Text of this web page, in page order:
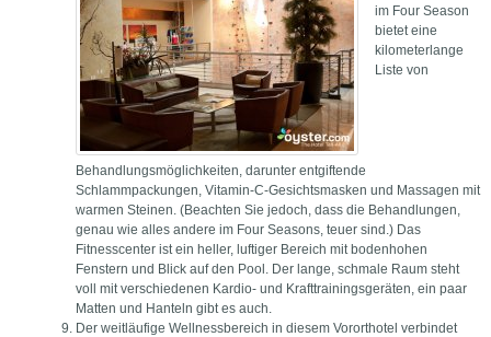
im Four Season
bietet eine
kilometerlange
Liste von
Behandlungsmöglichkeiten, darunter entgiftende
Schlammpackungen, Vitamin-C-Gesichtsmasken und Massagen mit
warmen Steinen. (Beachten Sie jedoch, dass die Behandlungen,
genau wie alles andere im Four Seasons, teuer sind.) Das
Fitnesscenter ist ein heller, luftiger Bereich mit bodenhohen
Fenstern und Blick auf den Pool. Der lange, schmale Raum steht
voll mit verschiedenen Kardio- und Krafttrainingsgeräten, ein paar
Matten und Hanteln gibt es auch.
Der weitläufige Wellnessbereich in diesem Vororthotel verbindet